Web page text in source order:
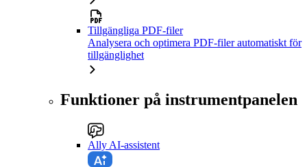
Tillgängliga PDF-filer
Analysera och optimera PDF-filer automatiskt för
tillgänglighet
Funktioner på instrumentpanelen
Ally AI-assistent